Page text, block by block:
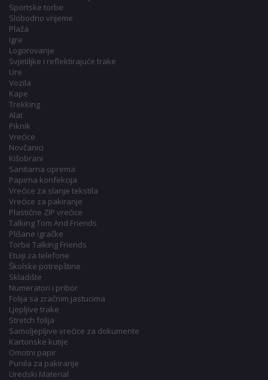
Sportske torbe
Slobodno vrijeme
Plaža
Igre
Logorovanje
Svjetiljke i reflektirajuće trake
Ure
Vozila
Kape
Trekking
Alat
Piknik
Vrećice
Novčanici
Kišobrani
Sanitarna oprema
Papirna konfekcija
Vrećice za slanje tekstila
Vrećice za pakiranje
Plastične ZIP vrećice
Talking Tom And Friends
Plišane igračke
Torbe Talking Friends
Etuiji za telefone
Školske potrepštine
Skladište
Numeratori i pribor
Folija sa zračnim jastucima
Ljepljive trake
Stretch folija
Samoljepljive vrećice za dokumente
Kartonske kutije
Omotni papir
Punila za pakiranje
Uredski Material